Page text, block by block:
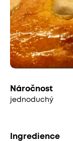
Náročnost
jednoduchý
Ingredience